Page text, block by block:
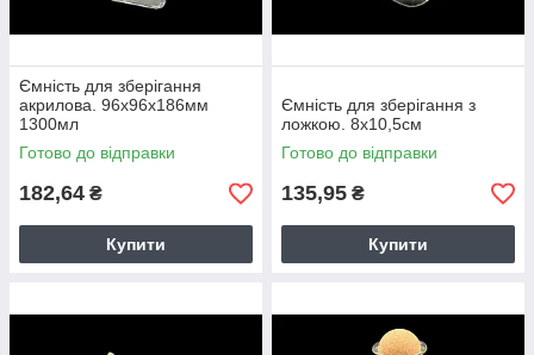
Ємність для зберігання
акрилова. 96х96х186мм
1300мл
Готово до відправки
182,64 ₴
Купити
Ємність для зберігання з
ложкою. 8х10,5см
Готово до відправки
135,95 ₴
Купити